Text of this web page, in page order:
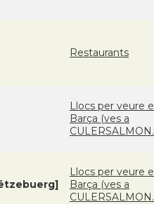
Restaurants
Llocs per veure
Barça (ves a
Llocs per veure
Barça (ves a